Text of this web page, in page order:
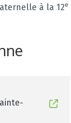
à la 12e